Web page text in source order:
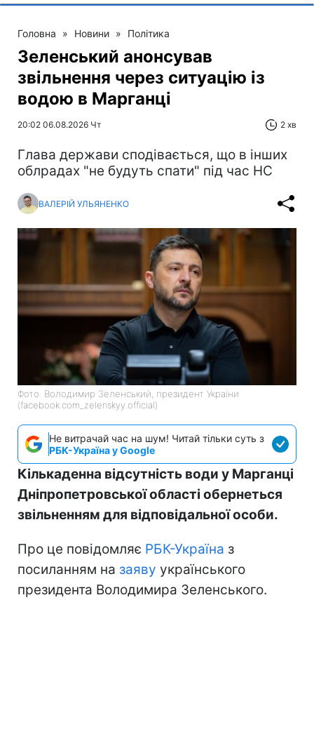
Головна » Новини » Політика
Зеленський анонсував
звільнення через ситуацію із
водою в Марганці
20:02 06.08.2026 Чт 2 хв
Глава держави сподівається, що в інших
облрадах "не будуть спати" під час НС
ВАЛЕРІЙ УЛЬЯНЕНКО
Фото: Володимир Зеленський, президент України
(facebook.com_zelenskyy.official)
Не витрачай час на шум! Читай тільки суть з
РБК-Україна у Google
Кількаденна відсутність води у Марганці
Дніпропетровської області обернеться
звільненням для відповідальної особи.
Про це повідомляє РБК-Україна з
посиланням на заяву українського
президента Володимира Зеленського.